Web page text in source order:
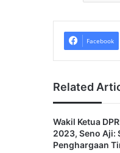
Facebook
Related
Wakil Ketua
2023, Seno Aji:
Penghargaan